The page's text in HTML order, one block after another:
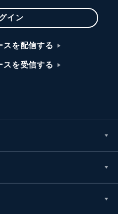
イン
スを配信する
スを受信する